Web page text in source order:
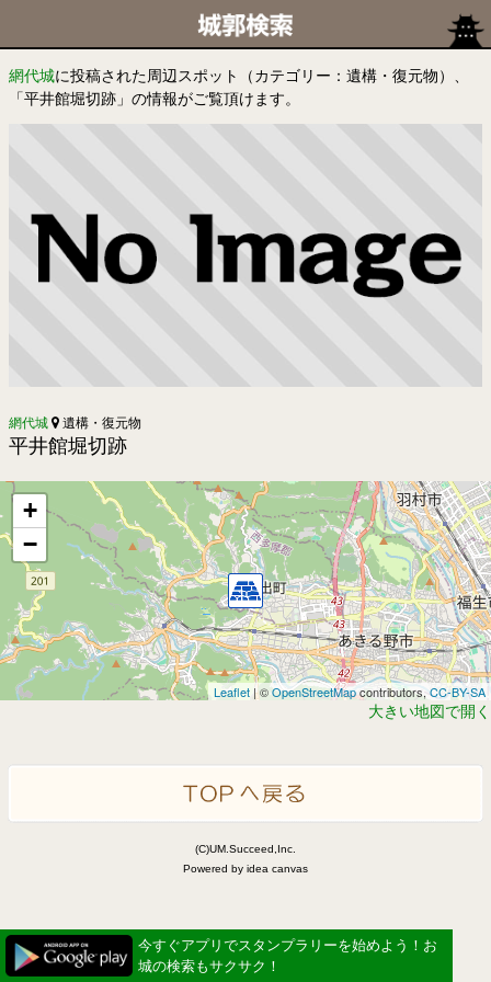
網代城に投稿された周辺スポット（カテゴリー：遺構・復元物）、
「平井館堀切跡」の情報がご覧頂けます。
網代城 遺構・復元物
平井館堀切跡
+
−
Leaflet | ©OpenStreetMapcontributors, CC-BY-SA
大きい地図で開く
(C)UM.Succeed,Inc.
Powered by idea canvas
今すぐアプリでスタンプラリーを始めよう！お
城の検索もサクサク！